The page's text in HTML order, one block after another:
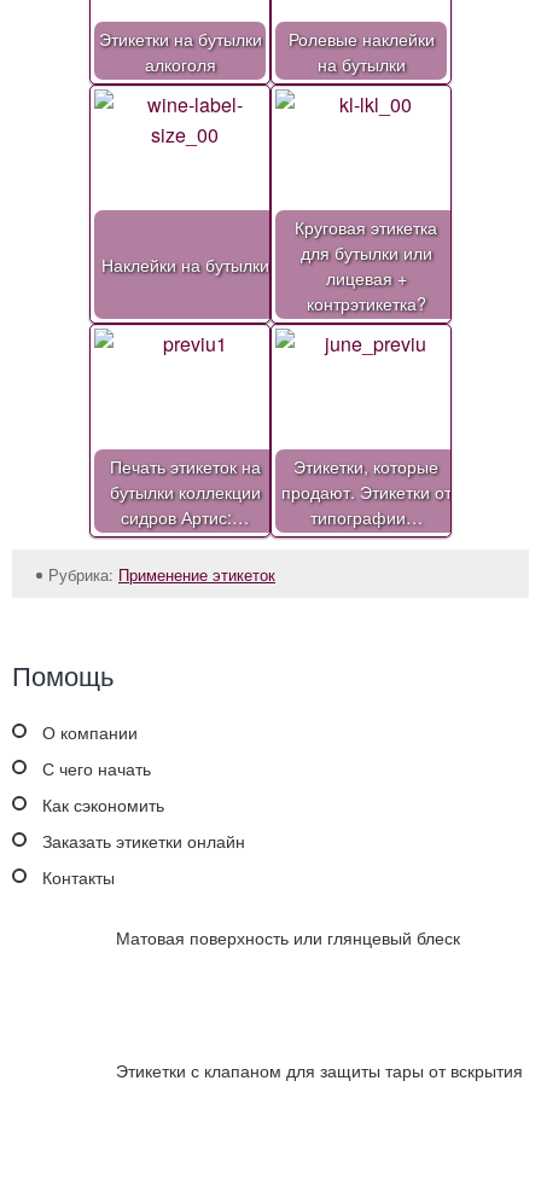
Этикетки на бутылки
алкоголя
Ролевые наклейки
на бутылки
Наклейки на бутылки
Круговая этикетка
для бутылки или
лицевая +
контрэтикетка?
Печать этикеток на
бутылки коллекции
сидров Артис:…
Этикетки, которые
продают. Этикетки от
типографии…
Рубрика: Применение этикеток
Помощь
О компании
С чего начать
Как сэкономить
Заказать этикетки онлайн
Контакты
Матовая поверхность или глянцевый блеск
Этикетки с клапаном для защиты тары от вскрытия